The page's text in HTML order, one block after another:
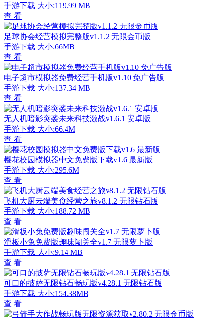
手游下载 大小:119.99 MB
查 看
足球协会经营模拟完整版v1.1.2 无限金币版
手游下载 大小:66MB
查 看
电子超市模拟器免费经营手机版v1.10 免广告版
手游下载 大小:137.34 MB
查 看
无人机暗影突袭未来科技激战v1.6.1 安卓版
手游下载 大小:66.4M
查 看
樱花校园模拟器中文免费版下载v1.6 最新版
手游下载 大小:295.6M
查 看
飞机大厨云端美食经营之旅v8.1.2 无限钻石版
手游下载 大小:188.72 MB
查 看
滑板小兔免费版趣味闯关全v1.7 无限萝卜版
手游下载 大小:9.14 MB
查 看
可口的披萨无限钻石畅玩版v4.28.1 无限钻石版
手游下载 大小:154.38MB
查 看